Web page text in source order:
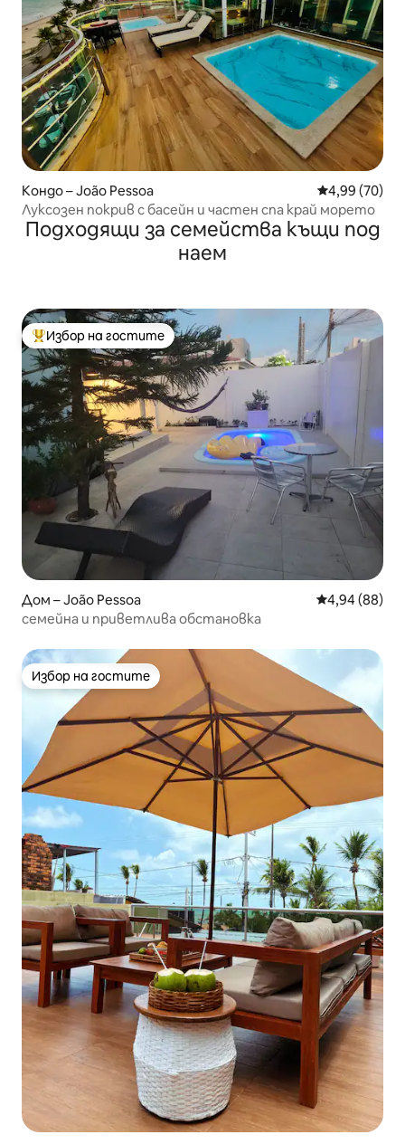
Кондо – João Pessoa Средна
4,99 (70)
Луксозен покрив с басейн и частен спа край морето
Подходящи за семейства къщи под
наем
Най-популярен избор на гостите
Избор на гостите
Дом – João Pessoa Средна
4,94 (88)
семейна и приветлива обстановка
Избор на гостите
Избор на гостите